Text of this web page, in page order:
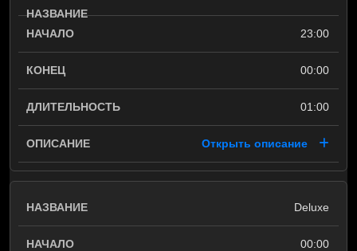
23:00
00:00
01:00
Открыть описание
Deluxe
00:00